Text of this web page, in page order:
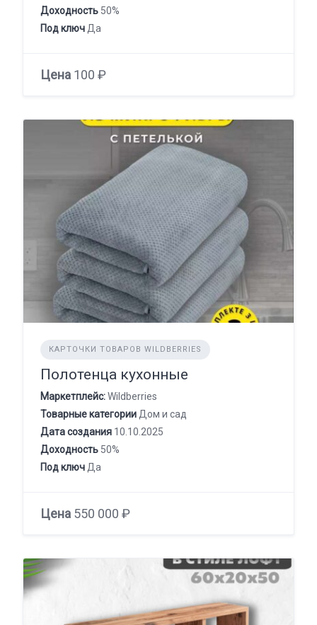
Доходность 50%
Под ключ Да
Цена 100 ₽
КАРТОЧКИ ТОВАРОВ WILDBERRIES
Полотенца кухонные
Маркетплейс:Wildberries
Товарные категории Дом и сад
Дата создания 10.10.2025
Доходность 50%
Под ключ Да
Цена 550 000 ₽